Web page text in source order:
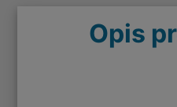
Opis